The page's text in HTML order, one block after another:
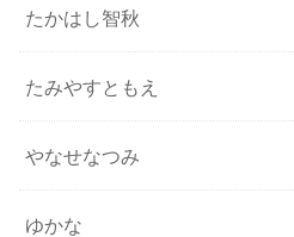
たかはし智秋
たみやすともえ
やなせなつみ
ゆかな